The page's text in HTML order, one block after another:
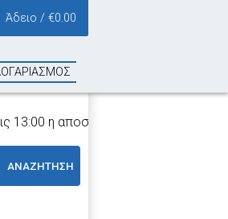
Άδειο / €0.00
η αποστολή τους γίνεται την ίδια
ΑΝΑΖΗΤΗΣΗ